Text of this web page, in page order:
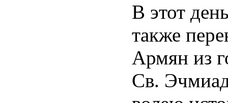
В этот
также
Армян из
Св.